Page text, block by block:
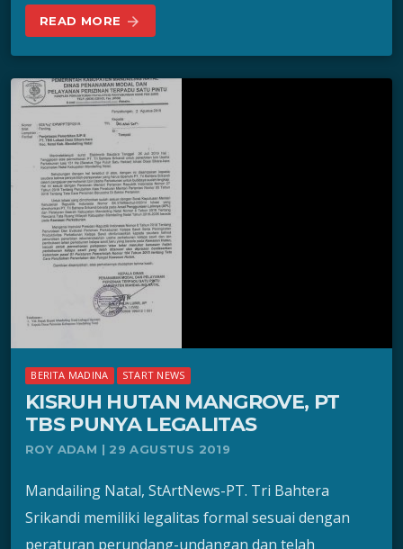
READ MORE arrow_forward
BERITA MADINA START NEWS
KISRUH HUTAN MANGROVE, PT
TBS PUNYA LEGALITAS
ROY ADAM | 29 AGUSTUS 2019
Mandailing Natal, StArtNews-PT. Tri Bahtera
Srikandi memiliki legalitas formal sesuai dengan
peraturan perundang-undangan dan telah